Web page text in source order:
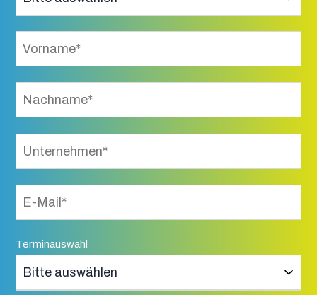
Terminauswahl